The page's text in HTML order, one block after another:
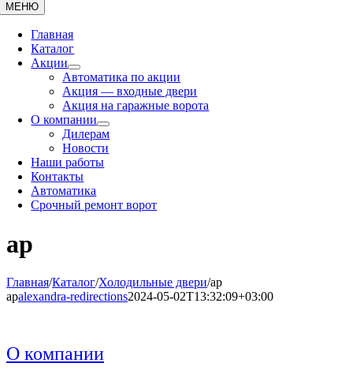
МЕНЮ
Главная
Каталог
Акции
Автоматика по акции
Акция — входные двери
Акция на гаражные ворота
О компании
Дилерам
Новости
Наши работы
Контакты
Автоматика
Срочный ремонт ворот
ар
Главная/Каталог/Холодильные двери/ар
арalexandra-redirections2024-05-02T13:32:09+03:00
О компании